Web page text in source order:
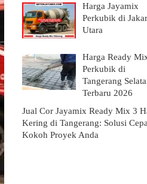
Harga Jayamix
Perkubik di
Utara
Harga Ready
Perkubik di
Tangerang
Terbaru 2026
Jual Cor Jayamix Ready Mix 3
Kering di Tangerang: Solusi
Kokoh Proyek Anda